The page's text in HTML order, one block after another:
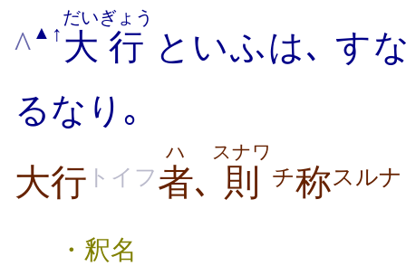
^ ▲ ↑ 大
だい
行
ぎょう
といふは､ す
るなり｡
大行 トイフ者
ハ
､ 則
スナワ
チ称スル
・釈名